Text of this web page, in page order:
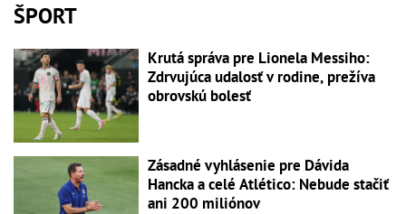
ŠPORT
Krutá správa pre Lionela Messiho:
Zdrvujúca udalosť v rodine, prežíva
obrovskú bolesť
Zásadné vyhlásenie pre Dávida
Hancka a celé Atlético: Nebude stačiť
ani 200 miliónov